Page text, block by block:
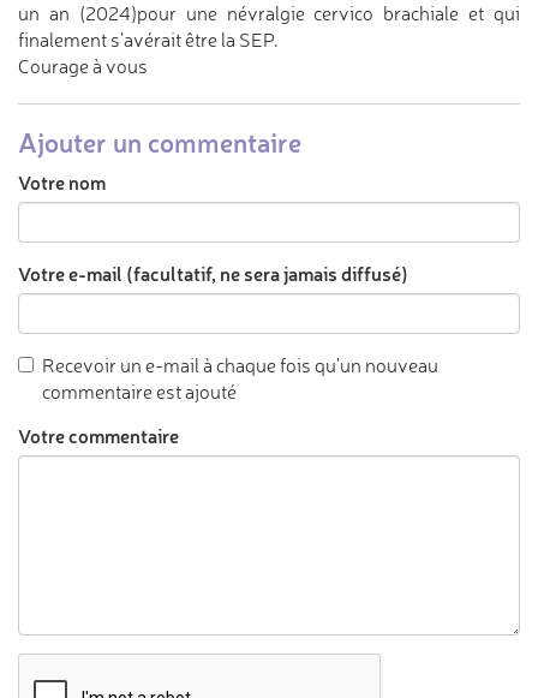
un an (2024)pour une névralgie cervico brachiale et qui
finalement s’avérait être la SEP.
Courage à vous
Ajouter un commentaire
Votre nom
Votre e-mail (facultatif, ne sera jamais diffusé)
Recevoir un e-mail à chaque fois qu'un nouveau
commentaire est ajouté
Votre commentaire